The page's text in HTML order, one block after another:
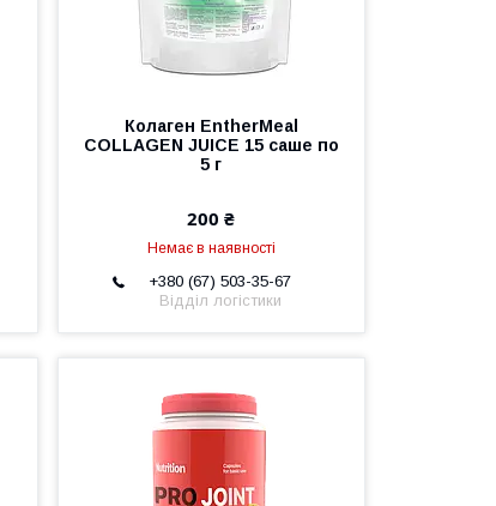
Колаген EntherMeal
COLLAGEN JUICE 15 саше по
5 г
200 ₴
Немає в наявності
+380 (67) 503-35-67
Відділ логістики